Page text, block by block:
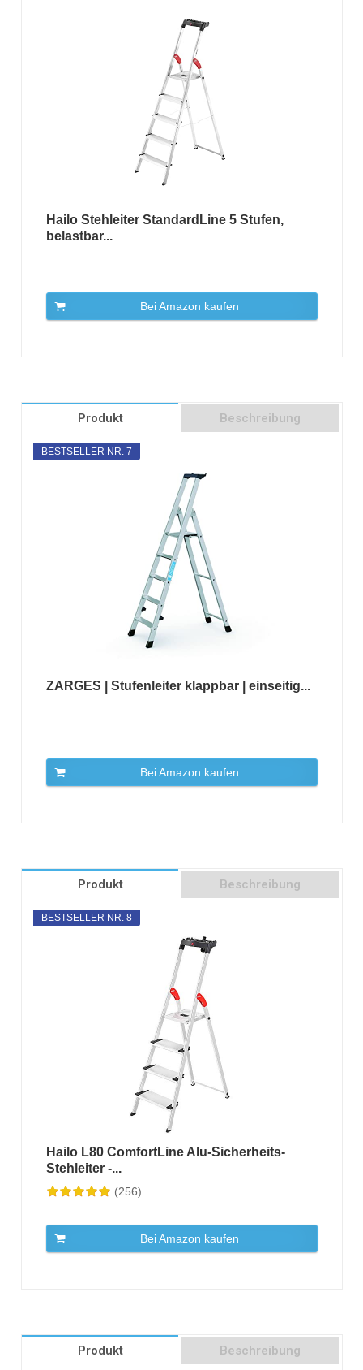
Hailo Stehleiter StandardLine 5 Stufen,
belastbar...
Bei Amazon kaufen
Produkt Beschreibung
BESTSELLER NR. 7
ZARGES | Stufenleiter klappbar | einseitig...
Bei Amazon kaufen
Produkt Beschreibung
BESTSELLER NR. 8
Hailo L80 ComfortLine Alu-Sicherheits-
Stehleiter -...
(256)
Bei Amazon kaufen
Produkt Beschreibung